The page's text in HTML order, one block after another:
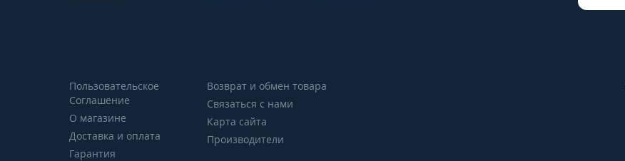
Пользовательское
Соглашение
О магазине
Доставка и оплата
Гарантия
Возврат и обмен товара
Связаться с нами
Карта сайта
Производители